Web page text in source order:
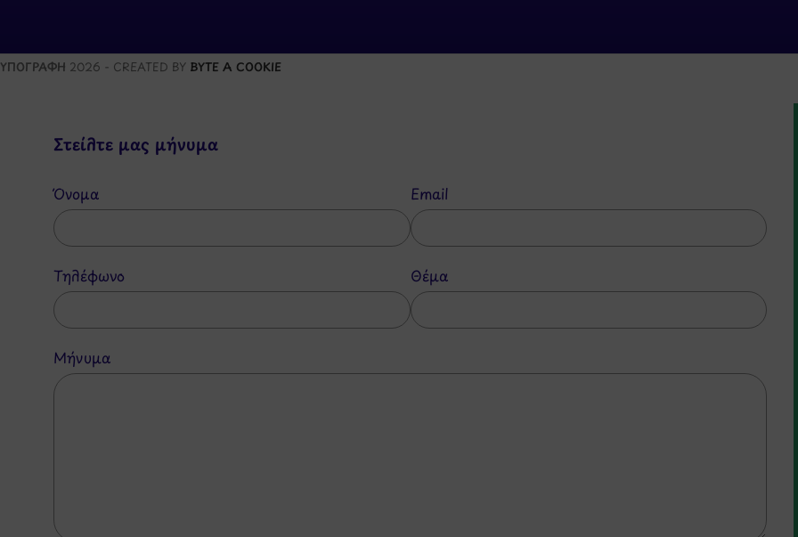
ΥΠΟΓΡΑΦΗ 2026 - CREATED BY BYTE A COOKIE
Στείλτε μας μήνυμα
Όνομα Email
Τηλέφωνο Θέμα
Μήνυμα